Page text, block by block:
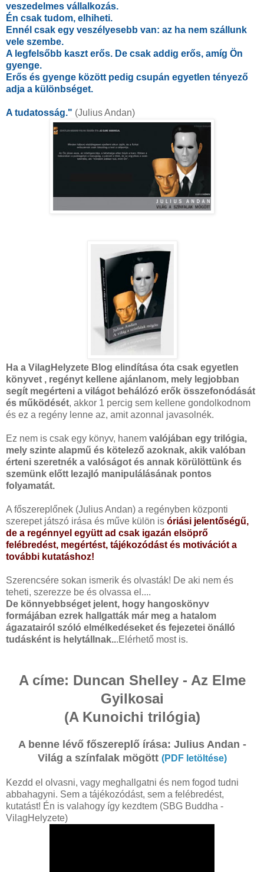
veszedelmes vállalkozás.
Én csak tudom, elhiheti.
Ennél csak egy veszélyesebb van: az ha nem szállunk
vele szembe.
A legfelsőbb kaszt erős. De csak addig erős, amíg Ön
gyenge.
Erős és gyenge között pedig csupán egyetlen tényező
adja a különbséget.
A tudatosság." (Julius Andan)
Ha a VilagHelyzete Blog elindítása óta csak egyetlen
könyvet , regényt kellene ajánlanom, mely legjobban
segít megérteni a világot behálózó erők összefonódását
és működését, akkor 1 percig sem kellene gondolkodnom
és ez a regény lenne az, amit azonnal javasolnék.
Ez nem is csak egy könyv, hanem valójában egy trilógia,
mely szinte alapmű és kötelező azoknak, akik valóban
érteni szeretnék a valóságot és annak körülöttünk és
szemünk előtt lezajló manipulálásának pontos
folyamatát.
A főszereplőnek (Julius Andan) a regényben központi
szerepet játszó irása és műve külön is óriási jelentőségű,
de a regénnyel együtt ad csak igazán elsöprő
felébredést, megértést, tájékozódást és motivációt a
további kutatáshoz!
Szerencsére sokan ismerik és olvasták! De aki nem és
teheti, szerezze be és olvassa el....
De könnyebbséget jelent, hogy hangoskönyv
formájában ezrek hallgatták már meg a hatalom
ágazatairól szóló elmélkedéseket és fejezetei önálló
tudásként is helytállnak...Elérhető most is.
A címe: Duncan Shelley - Az Elme
Gyilkosai
(A Kunoichi trilógia)
A benne lévő főszereplő írása: Julius Andan -
Világ a színfalak mögött (PDF letöltése)
Kezdd el olvasni, vagy meghallgatni és nem fogod tudni
abbahagyni. Sem a tájékozódást, sem a felébredést,
kutatást! Én is valahogy így kezdtem (SBG Buddha -
VilagHelyzete)